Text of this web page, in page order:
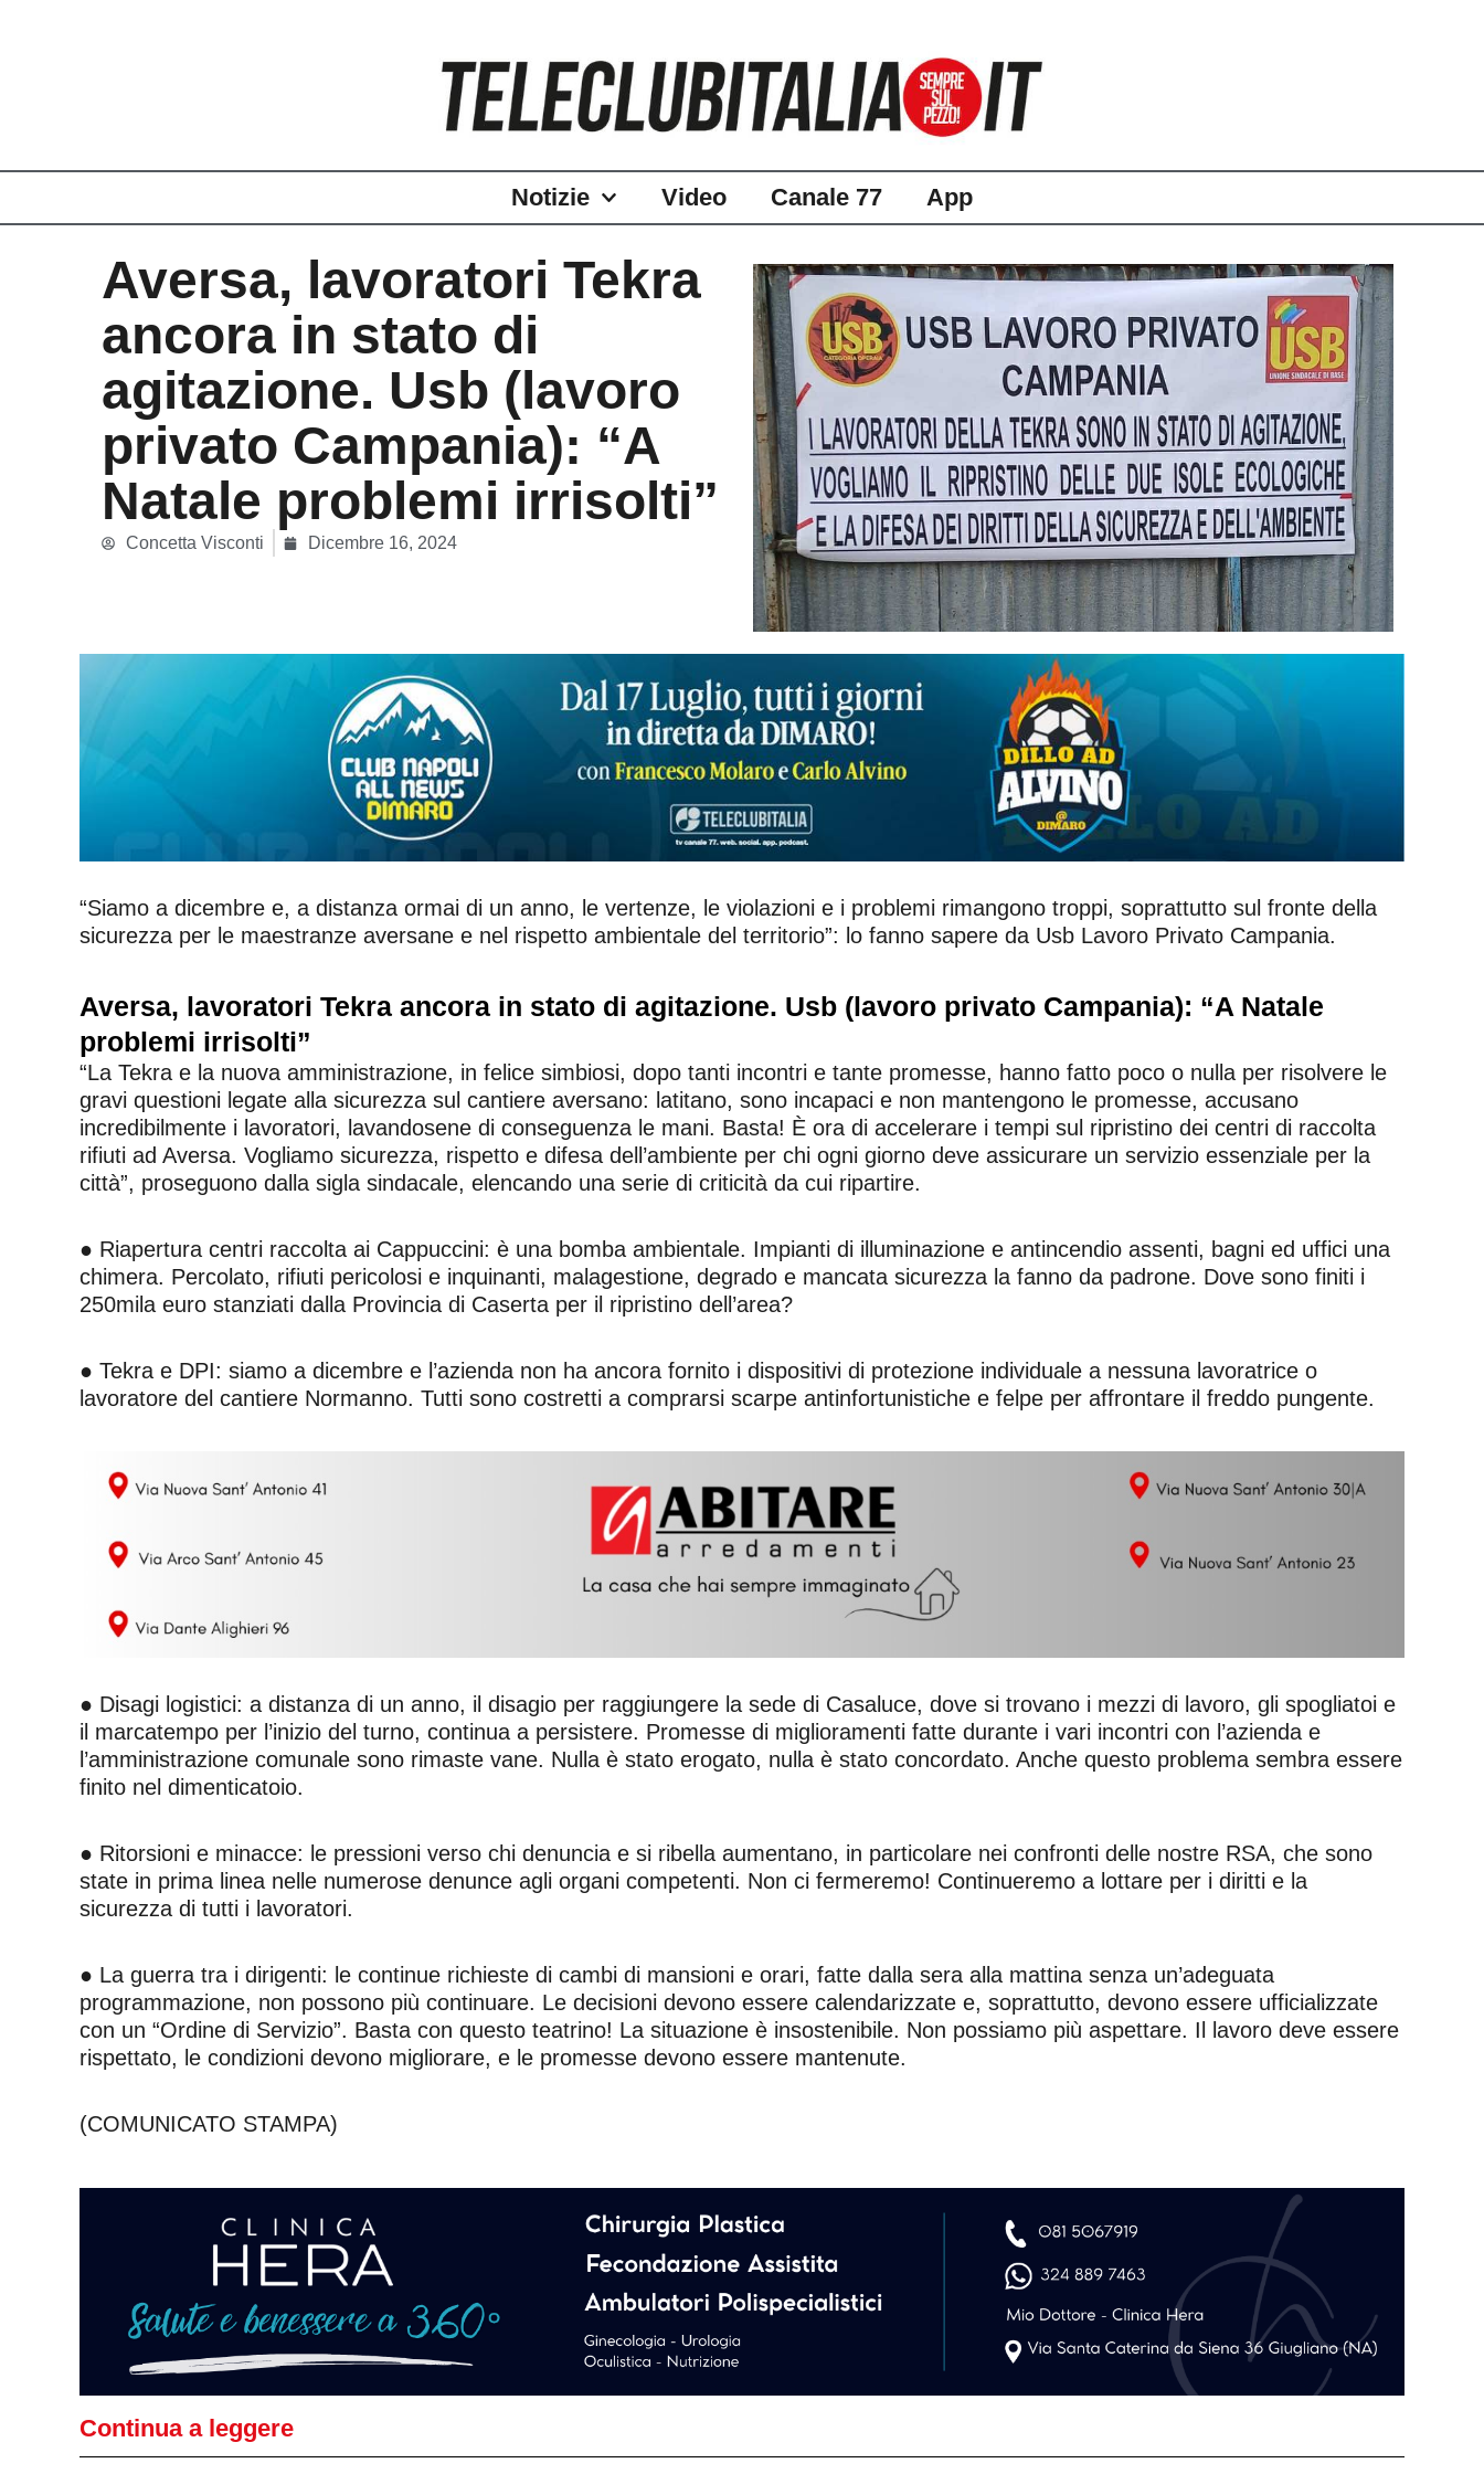
Notizie Video Canale 77 App
Aversa, lavoratori Tekra
ancora in stato di
agitazione. Usb (lavoro
privato Campania): “A
Natale problemi irrisolti”
Concetta Visconti Dicembre 16, 2024
“Siamo a dicembre e, a distanza ormai di un anno, le vertenze, le violazioni e i problemi rimangono troppi, soprattutto sul fronte della
sicurezza per le maestranze aversane e nel rispetto ambientale del territorio”: lo fanno sapere da Usb Lavoro Privato Campania.
Aversa, lavoratori Tekra ancora in stato di agitazione. Usb (lavoro privato Campania): “A Natale
problemi irrisolti”
“La Tekra e la nuova amministrazione, in felice simbiosi, dopo tanti incontri e tante promesse, hanno fatto poco o nulla per risolvere le
gravi questioni legate alla sicurezza sul cantiere aversano: latitano, sono incapaci e non mantengono le promesse, accusano
incredibilmente i lavoratori, lavandosene di conseguenza le mani. Basta! È ora di accelerare i tempi sul ripristino dei centri di raccolta
rifiuti ad Aversa. Vogliamo sicurezza, rispetto e difesa dell’ambiente per chi ogni giorno deve assicurare un servizio essenziale per la
città”, proseguono dalla sigla sindacale, elencando una serie di criticità da cui ripartire.
● Riapertura centri raccolta ai Cappuccini: è una bomba ambientale. Impianti di illuminazione e antincendio assenti, bagni ed uffici una
chimera. Percolato, rifiuti pericolosi e inquinanti, malagestione, degrado e mancata sicurezza la fanno da padrone. Dove sono finiti i
250mila euro stanziati dalla Provincia di Caserta per il ripristino dell’area?
● Tekra e DPI: siamo a dicembre e l’azienda non ha ancora fornito i dispositivi di protezione individuale a nessuna lavoratrice o
lavoratore del cantiere Normanno. Tutti sono costretti a comprarsi scarpe antinfortunistiche e felpe per affrontare il freddo pungente.
● Disagi logistici: a distanza di un anno, il disagio per raggiungere la sede di Casaluce, dove si trovano i mezzi di lavoro, gli spogliatoi e
il marcatempo per l’inizio del turno, continua a persistere. Promesse di miglioramenti fatte durante i vari incontri con l’azienda e
l’amministrazione comunale sono rimaste vane. Nulla è stato erogato, nulla è stato concordato. Anche questo problema sembra essere
finito nel dimenticatoio.
● Ritorsioni e minacce: le pressioni verso chi denuncia e si ribella aumentano, in particolare nei confronti delle nostre RSA, che sono
state in prima linea nelle numerose denunce agli organi competenti. Non ci fermeremo! Continueremo a lottare per i diritti e la
sicurezza di tutti i lavoratori.
● La guerra tra i dirigenti: le continue richieste di cambi di mansioni e orari, fatte dalla sera alla mattina senza un’adeguata
programmazione, non possono più continuare. Le decisioni devono essere calendarizzate e, soprattutto, devono essere ufficializzate
con un “Ordine di Servizio”. Basta con questo teatrino! La situazione è insostenibile. Non possiamo più aspettare. Il lavoro deve essere
rispettato, le condizioni devono migliorare, e le promesse devono essere mantenute.
(COMUNICATO STAMPA)
Continua a leggere